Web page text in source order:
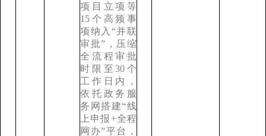
项目立项等
15个高频事
项纳入“并联
审批”，压缩
全流程审批
时限至30个
工作日内，
依托政务服
务网搭建“线
上申报+全程
网办”平台，